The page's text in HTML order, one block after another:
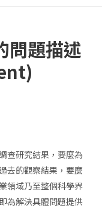
問題描述
查研究結果，要麼為
去的觀察結果，要麼
領域乃至整個科學界
為解決具體問題提供